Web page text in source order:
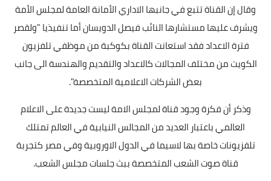
وقال إن القناة تتبع في جانبها الاداري الأمانة العامة لمجلس الأمة
ويشرف عليها مستشارها النائب فيصل الدويسان أما تنفيذيا "ولقصر
فترة الاعداد فقد استعانت القناة بكوكبة من موظفي تلفزيون
الكويت من مختلف المجالات كالاعداد والتقديم والهندسة الى جانب
بعض الشركات الاعلامية المتخصصة".
وذكر أن فكرة وجود قناة لمجلس الامة ليست جديدة على الاعلام
العالمي باعتبار العديد من المجالس النيابية في العالم تمتلك
تلفزيونات خاصة بها لاسيما في الدول الاوروبية وفي مصر كتجربة
قناة صوت الشعب المتخصصة ببث جلسات مجلس الشعب.